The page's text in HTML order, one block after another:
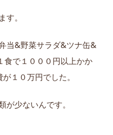
。
当&野菜サラダ&ツナ缶&
食で１０００円以上かか
１０万円でした。
が少ないんです。